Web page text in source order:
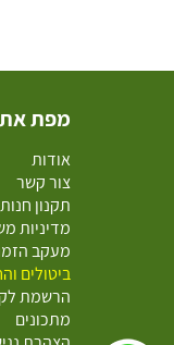
מפת
אודות
צור קשר
תקנון חנות
מדיניות
מעקב
ביטולים
הרשמת
מתכונים